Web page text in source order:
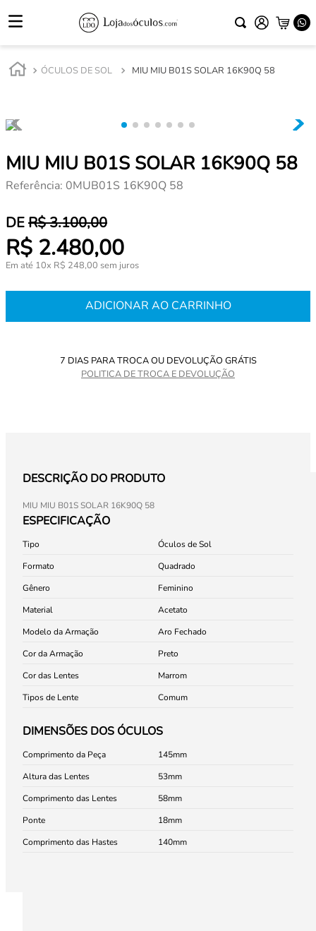
ÓCULOS DE SOL MIU MIU B01S SOLAR 16K90Q 58
MIU MIU B01S SOLAR 16K90Q 58
Referência: 0MUB01S 16K90Q 58
R$3.100,00
R$ 2.480,00
Em até 10x R$ 248,00 sem juros
ADICIONAR AO CARRINHO
7 DIAS PARA TROCA OU DEVOLUÇÃO GRÁTIS
POLITICA DE TROCA E DEVOLUÇÃO
DESCRIÇÃO DO PRODUTO
MIU MIU B01S SOLAR 16K90Q 58
ESPECIFICAÇÃO
Tipo
Óculos de Sol
Formato
Quadrado
Gênero
Feminino
Material
Acetato
Modelo da Armação
Aro Fechado
Cor da Armação
Preto
Cor das Lentes
Marrom
Tipos de Lente
Comum
DIMENSÕES DOS ÓCULOS
Comprimento da Peça
145
Altura das Lentes
53
Comprimento das Lentes
58
Ponte
18
Comprimento das Hastes
140